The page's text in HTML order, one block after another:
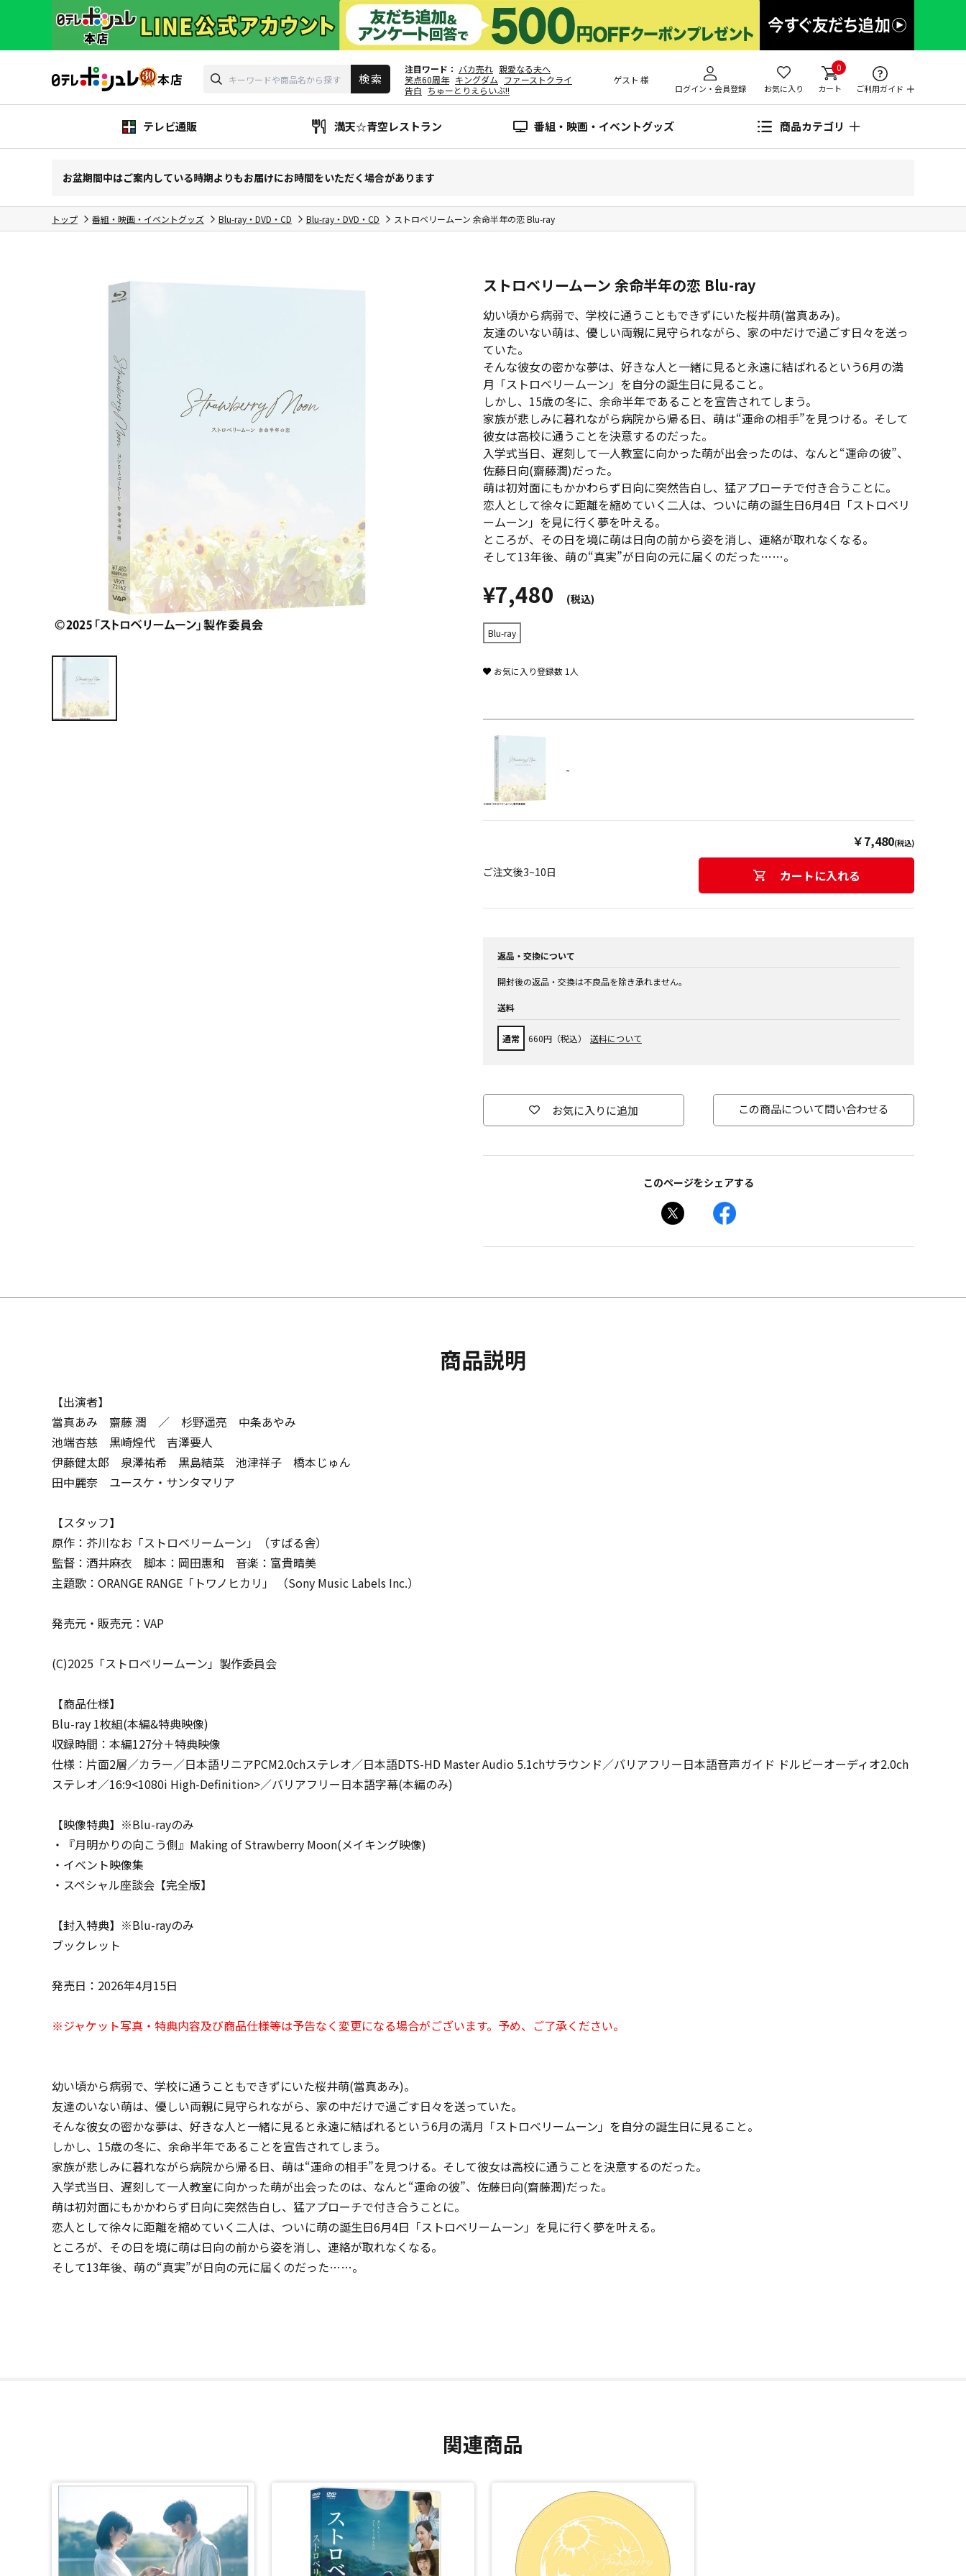
注目ワード バカ売れ 親愛なる夫へ
笑点60周年 キングダム ファーストクライ
告白 ちゅーとりえらいぶ!!
ゲスト 様
ログイン・会員登録 お気に入り
0
カート ご利用ガイド
テレビ通販 満天☆青空レストラン 番組・映画・イベントグッズ 商品カテゴリ
お盆期間中はご案内している時期よりもお届けにお時間をいただく場合があります
トップ 番組・映画・イベントグッズ Blu-ray・DVD・CD Blu-ray・DVD・CD ストロベリームーン 余命半年の恋 Blu-ray
ストロベリームーン 余命半年の恋 Blu-ray
幼い頃から病弱で、学校に通うこともできずにいた桜井萌(當真あみ)。
友達のいない萌は、優しい両親に見守られながら、家の中だけで過ごす日々を送っ
ていた。
そんな彼女の密かな夢は、好きな人と一緒に見ると永遠に結ばれるという6月の満
月「ストロベリームーン」を自分の誕生日に見ること。
しかし、15歳の冬に、余命半年であることを宣告されてしまう。
家族が悲しみに暮れながら病院から帰る日、萌は“運命の相手”を見つける。そして
彼女は高校に通うことを決意するのだった。
入学式当日、遅刻して一人教室に向かった萌が出会ったのは、なんと“運命の彼”、
佐藤日向(齋藤潤)だった。
萌は初対面にもかかわらず日向に突然告白し、猛アプローチで付き合うことに。
恋人として徐々に距離を縮めていく二人は、ついに萌の誕生日6月4日「ストロベリ
ームーン」を見に行く夢を叶える。
ところが、その日を境に萌は日向の前から姿を消し、連絡が取れなくなる。
そして13年後、萌の“真実”が日向の元に届くのだった……。
¥7,480 (税込)
Blu-ray
お気に入り登録数 1 人
-
￥7,480(税込)
ご注文後3~10日 カートに入れる
返品・交換について
開封後の返品・交換は不良品を除き承れません。
送料
通常 660円（税込） 送料について
お気に入りに追加 この商品について問い合わせる
このページをシェアする
商品説明
【出演者】
當真あみ 齋藤 潤 ／ 杉野遥亮 中条あやみ
池端杏慈 黒崎煌代 吉澤要人
伊藤健太郎 泉澤祐希 黒島結菜 池津祥子 橋本じゅん
田中麗奈 ユースケ・サンタマリア
【スタッフ】
原作：芥川なお「ストロベリームーン」（すばる舎）
監督：酒井麻衣 脚本：岡田惠和 音楽：富貴晴美
主題歌：ORANGE RANGE「トワノヒカリ」 （Sony Music Labels Inc.）
発売元・販売元：VAP
(C)2025「ストロベリームーン」製作委員会
【商品仕様】
Blu-ray 1枚組(本編&特典映像)
収録時間：本編127分＋特典映像
仕様：片面2層／カラー／日本語リニアPCM2.0chステレオ／日本語DTS-HD Master Audio 5.1chサラウンド／バリアフリー日本語音声ガイド ドルビーオーディオ2.0ch
ステレオ／16:9<1080i High-Definition>／バリアフリー日本語字幕(本編のみ)
【映像特典】※Blu-rayのみ
・『月明かりの向こう側』Making of Strawberry Moon(メイキング映像)
・イベント映像集
・スペシャル座談会【完全版】
【封入特典】※Blu-rayのみ
ブックレット
発売日：2026年4月15日
※ジャケット写真・特典内容及び商品仕様等は予告なく変更になる場合がございます。予め、ご了承ください。
幼い頃から病弱で、学校に通うこともできずにいた桜井萌(當真あみ)。
友達のいない萌は、優しい両親に見守られながら、家の中だけで過ごす日々を送っていた。
そんな彼女の密かな夢は、好きな人と一緒に見ると永遠に結ばれるという6月の満月「ストロベリームーン」を自分の誕生日に見ること。
しかし、15歳の冬に、余命半年であることを宣告されてしまう。
家族が悲しみに暮れながら病院から帰る日、萌は“運命の相手”を見つける。そして彼女は高校に通うことを決意するのだった。
入学式当日、遅刻して一人教室に向かった萌が出会ったのは、なんと“運命の彼”、佐藤日向(齋藤潤)だった。
萌は初対面にもかかわらず日向に突然告白し、猛アプローチで付き合うことに。
恋人として徐々に距離を縮めていく二人は、ついに萌の誕生日6月4日「ストロベリームーン」を見に行く夢を叶える。
ところが、その日を境に萌は日向の前から姿を消し、連絡が取れなくなる。
そして13年後、萌の“真実”が日向の元に届くのだった……。
関連商品